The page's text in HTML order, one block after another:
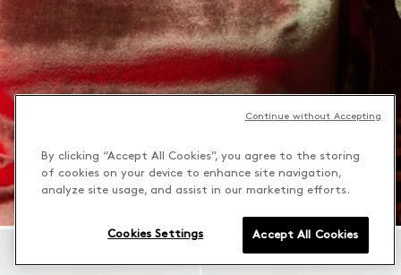
By clicking “Accept All Cookies”, you agree to the storing
of cookies on your device to enhance site navigation,
analyze site usage, and assist in our marketing efforts.
Accept All Cookies
Cookies Settings
Continue without Accepting